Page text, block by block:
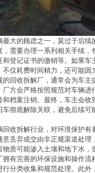
大的顾虑之一，莫过于后续
需要办理一系列相关手续，
和登记证书的缴销等。如果车
不仅耗费时间精力，还可能因
的回收拆解厂，通常会为车主
厂方会严格按照规范对车辆进
档案注销。最终，车主会收
车彻底解除关联，避免后续可
收拆解行业，对环境保护有
丢弃或交由非正规渠道处理
质可能渗入土壤和地下水，
拥有完善的环保设施和操作流
分类收集和规范处理。此外